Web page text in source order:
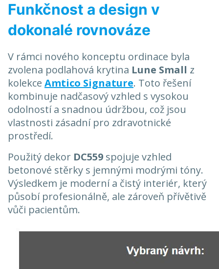
Funkčnost a design v
dokonalé rovnováze
V rámci nového konceptu ordinace byla
zvolena podlahová krytina Lune Small z
kolekce Amtico Signature. Toto řešení
kombinuje nadčasový vzhled s vysokou
odolností a snadnou údržbou, což jsou
vlastnosti zásadní pro zdravotnické
prostředí.
Použitý dekor DC559 spojuje vzhled
betonové stěrky s jemnými modrými tóny.
Výsledkem je moderní a čistý interiér, který
působí profesionálně, ale zároveň přívětivě
vůči pacientům.